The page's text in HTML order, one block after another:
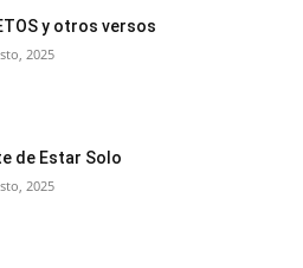
y otros versos
2025
de Estar Solo
2025